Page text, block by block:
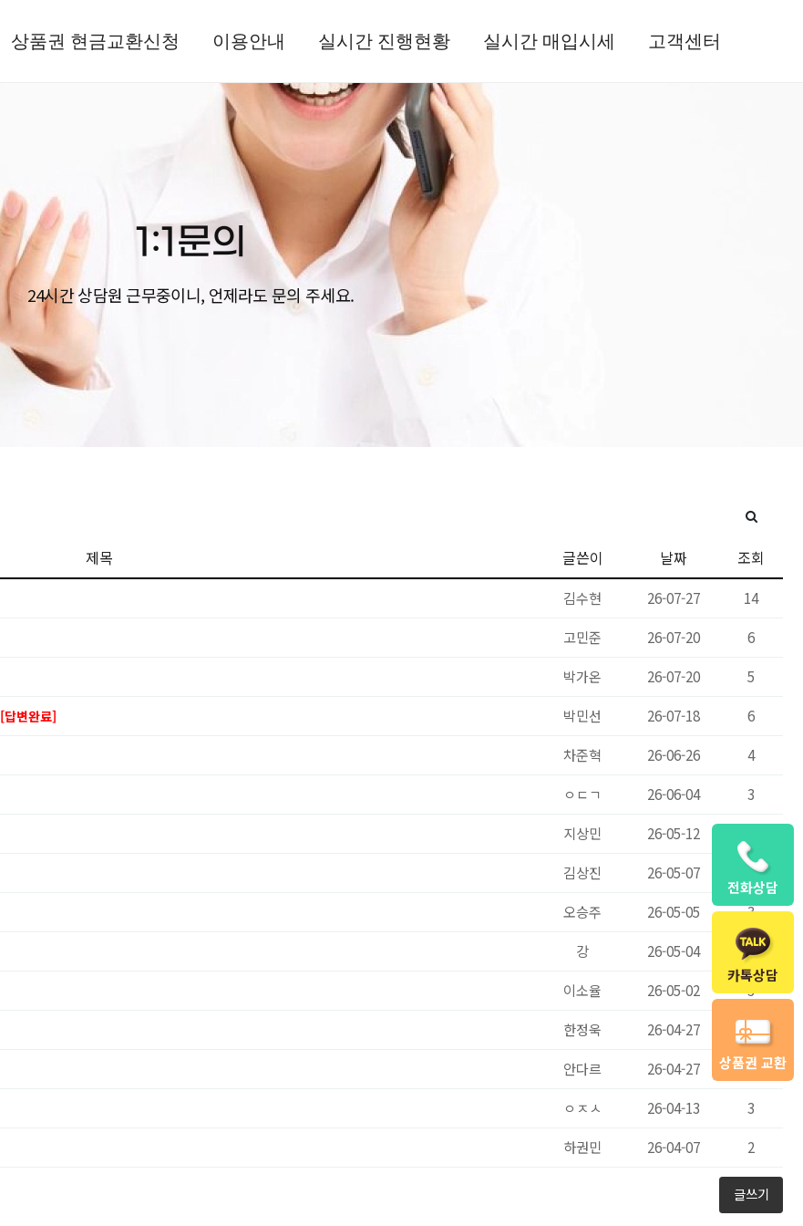
상품권 현금교환신청 이용안내 실시간 진행현황 실시간 매입시세 고객센터
전화상담
카톡상담
상품권 교환
1:1문의
24시간 상담원 근무중이니, 언제라도 문의 주세요.
제목 글쓴이 날짜 조회
김수현 26-07-27
14
고민준 26-07-20
6
박가온 26-07-20
5
[답변완료] 박민선 26-07-18
6
차준혁 26-06-26
4
ㅇㄷㄱ 26-06-04
3
지상민 26-05-12
김상진 26-05-07
4
오승주 26-05-05
3
강 26-05-04
2
이소율 26-05-02
3
한정욱 26-04-27
2
안다르 26-04-27
2
ㅇㅈㅅ 26-04-13
3
하권민 26-04-07 2
글쓰기